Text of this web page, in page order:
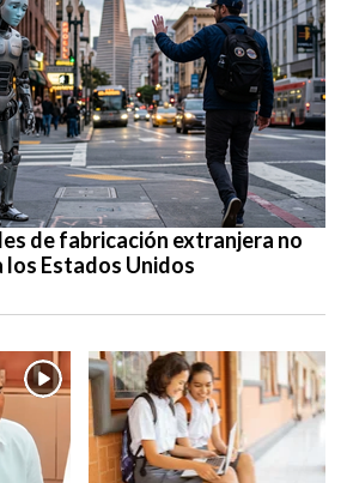
de fabricación extranjera no
los Estados Unidos